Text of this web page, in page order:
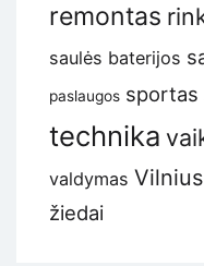
remontas
saulės baterijos
paslaugos sportas
technika
valdymas Vilnius
žiedai